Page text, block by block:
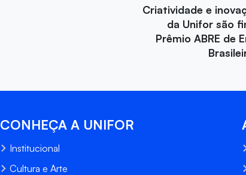
Criatividade e
da Unifor são
Prêmio ABRE de
CONHEÇA A UNIFOR
Institucional
Cultura e Arte